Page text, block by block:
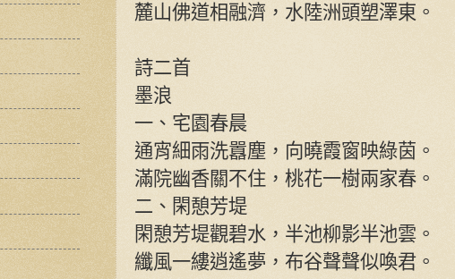
麓山佛道相融濟，水陸洲頭塑澤東。
詩二首
墨浪
一、宅園春晨
通宵細雨洗囂塵，向曉霞窗映綠茵。
滿院幽香關不住，桃花一樹兩家春。
二、閑憩芳堤
閑憩芳堤觀碧水，半池柳影半池雲。
纖風一縷逍遙夢，布谷聲聲似喚君。